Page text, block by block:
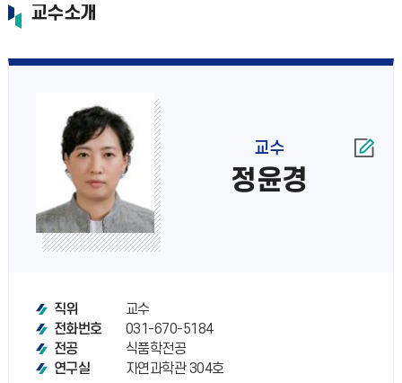
교수소개
교수
정윤경
직위
교수
전화번호
031-670-5184
전공
식품학전공
연구실
자연과학관 304호